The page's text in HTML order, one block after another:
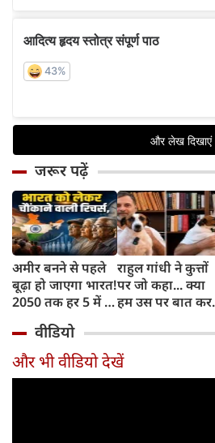
जरूर पढ़ें
अमीर बनने से पहले
बूढ़ा हो जाएगा भारत!
2050 तक हर 5 में 1
साल से ज्यादा उम्र का
राहुल गांधी ने कुत्तों
पर जो कहा... क्या
हम उस पर बात कर
वीडियो
और भी वीडियो देखें